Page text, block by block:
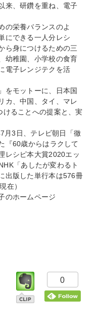
来、研鑽を重ね、電子
の栄養バランスのよ
にできる一人分レシ
ら身につけるための三
幼稚園、小学校の食育
電子レンジテクを活
をモットーに、日本国
カ、中国、タイ、マレ
ることへの提案と、実
月3日、テレビ朝日「徹
『60歳からはラクして
レシピ本大賞2020エッ
「あしたが変わるト
出版した単行本は576冊
在）
のホームページ
0